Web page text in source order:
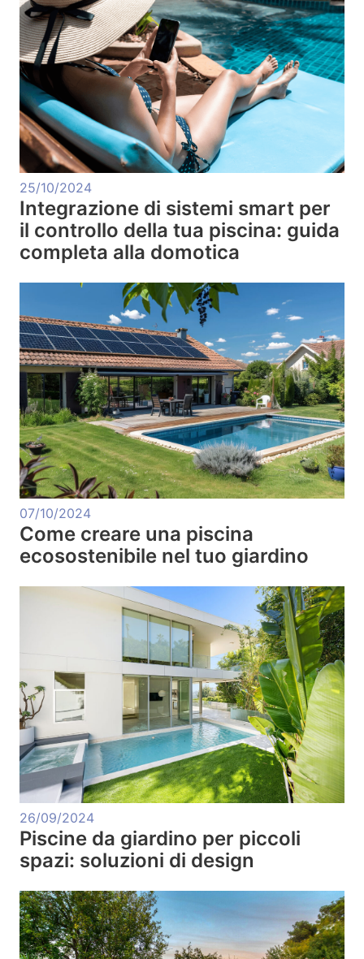
25/10/2024
Integrazione di sistemi smart per
il controllo della tua piscina: guida
completa alla domotica
07/10/2024
Come creare una piscina
ecosostenibile nel tuo giardino
26/09/2024
Piscine da giardino per piccoli
spazi: soluzioni di design